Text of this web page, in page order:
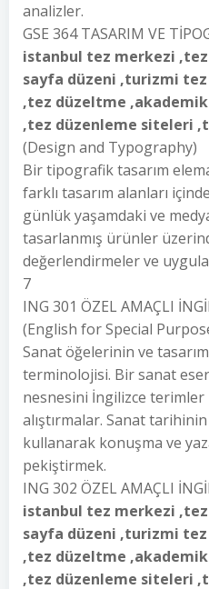
analizler.
GSE 364 TASARIM VE
istanbul tez merkezi ,tez
sayfa düzeni ,turizmi
,tez düzeltme
,tez düzenleme siteleri
(Design and Typography)
Bir tipografik tasarım
farklı tasarım alanları
günlük yaşamdaki ve
tasarlanmış ürünler
değerlendirmeler ve
7
ING 301 ÖZEL AMAÇLI
(English for Special
Sanat öğelerinin ve
terminolojisi. Bir sanat
nesnesini İngilizce
alıştırmalar. Sanat
kullanarak konuşma ve
pekiştirmek.
ING 302 ÖZEL AMAÇLI
istanbul tez merkezi ,tez
sayfa düzeni ,turizmi tez
,tez düzeltme
,tez düzenleme siteleri